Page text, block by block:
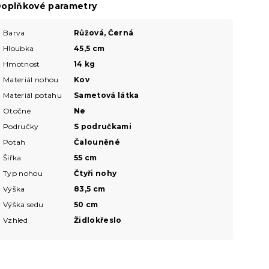
parametry
Barva
Růžová, Černá
Hloubka
45,5 cm
Hmotnost
14 kg
Materiál nohou
Kov
Materiál potahu
Sametová látka
Otočné
Ne
Područky
S područkami
Potah
Čalouněné
Šířka
55 cm
Typ nohou
Čtyři nohy
Výška
83,5 cm
Výška sedu
50 cm
Vzhled
Židlokřeslo